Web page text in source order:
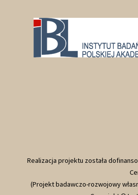
Realizacja projektu została
(Projekt badawczo-rozwojowy